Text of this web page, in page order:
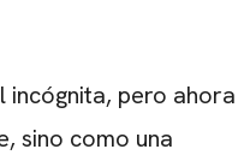
incógnita, pero ahora
sino como una